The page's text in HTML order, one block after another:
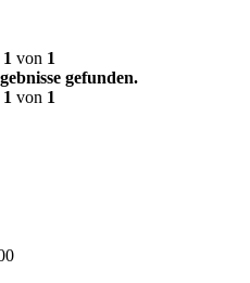
1 von 1
gefunden.
1 von 1